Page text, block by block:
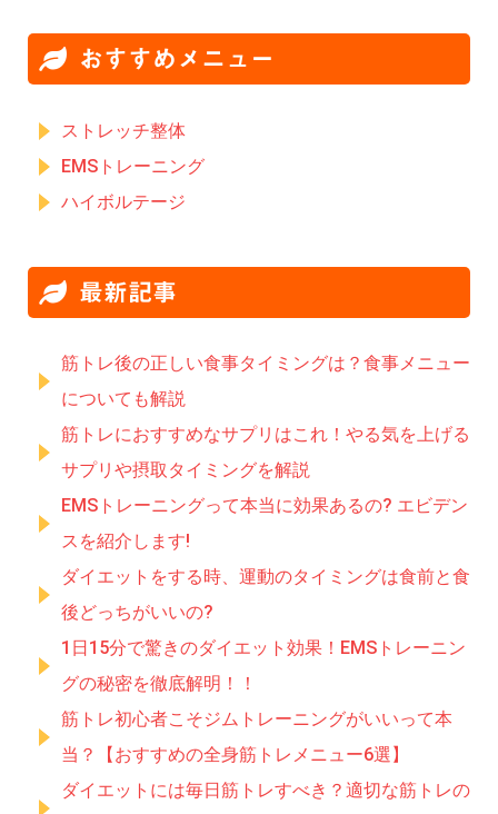
おすすめメニュー
ストレッチ整体
EMSトレーニング
ハイボルテージ
最新記事
筋トレ後の正しい食事タイミングは？食事メニュー
についても解説
筋トレにおすすめなサプリはこれ！やる気を上げる
サプリや摂取タイミングを解説
EMSトレーニングって本当に効果あるの? エビデン
スを紹介します!
ダイエットをする時、運動のタイミングは食前と食
後どっちがいいの?
1日15分で驚きのダイエット効果！EMSトレーニン
グの秘密を徹底解明！！
筋トレ初心者こそジムトレーニングがいいって本
当？【おすすめの全身筋トレメニュー6選】
ダイエットには毎日筋トレすべき？適切な筋トレの